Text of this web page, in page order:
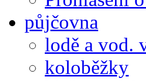
půjčovna
lodě a vod.
koloběžky